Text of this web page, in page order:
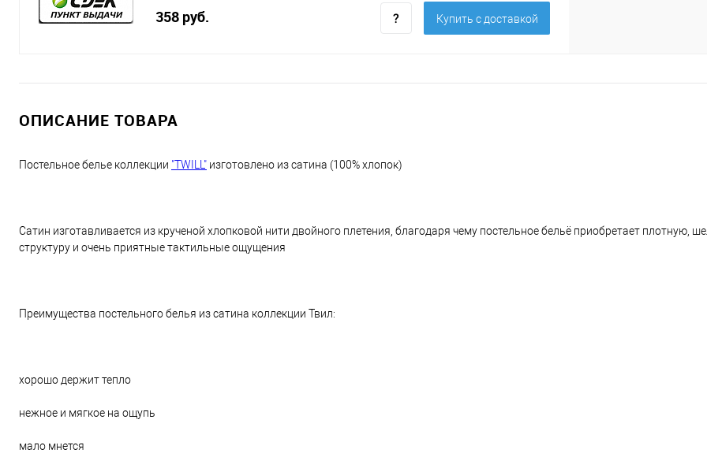
358 руб. Купить c доставкой
ОПИСАНИЕ ТОВАРА
Постельное белье коллекции "TWILL" изготовлено из сатина (100% хлопок)
Сатин изготавливается из крученой хлопковой нити двойного плетения, благодаря чему постельное бельё приобретает плотную,
структуру и очень приятные тактильные ощущения
Преимущества постельного белья из сатина коллекции Твил:
хорошо держит тепло
нежное и мягкое на ощупь
мало мнется